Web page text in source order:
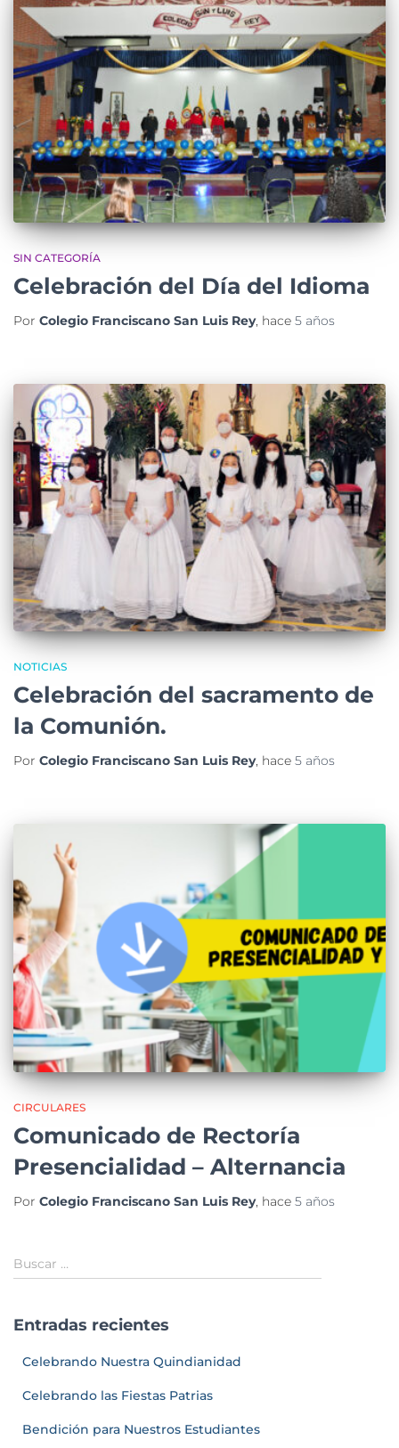
SIN CATEGORÍA
Celebración del Día del Idioma
Por Colegio Franciscano San Luis Rey, hace 5 años
NOTICIAS
Celebración del sacramento de
la Comunión.
Por Colegio Franciscano San Luis Rey, hace 5 años
CIRCULARES
Comunicado de Rectoría
Presencialidad – Alternancia
Por Colegio Franciscano San Luis Rey, hace 5 años
Buscar …
Entradas recientes
Celebrando Nuestra Quindianidad
Celebrando las Fiestas Patrias
Bendición para Nuestros Estudiantes